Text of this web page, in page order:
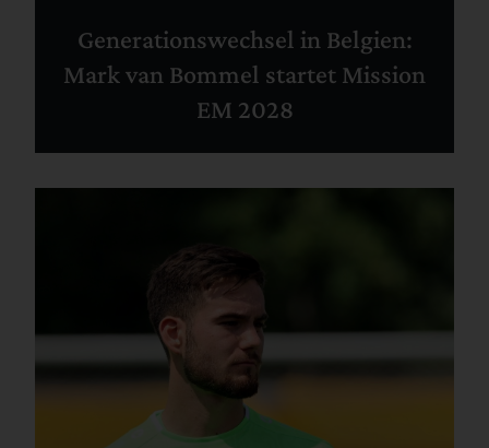
Generationswechsel in Belgien:
Mark van Bommel startet Mission
EM 2028